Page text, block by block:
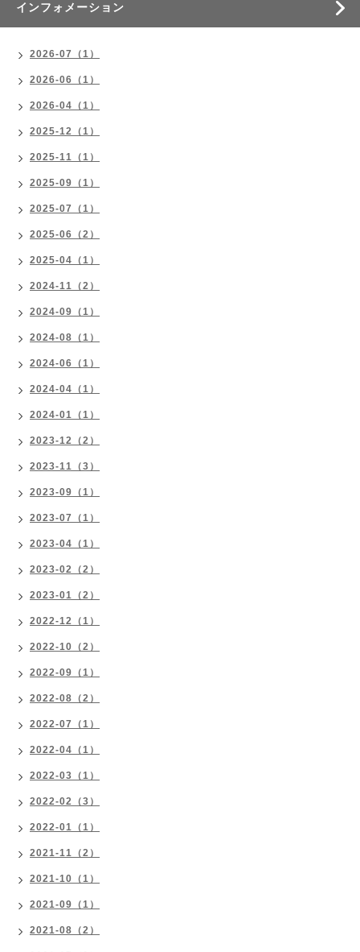
インフォメーション
2026-07（1）
2026-06（1）
2026-04（1）
2025-12（1）
2025-11（1）
2025-09（1）
2025-07（1）
2025-06（2）
2025-04（1）
2024-11（2）
2024-09（1）
2024-08（1）
2024-06（1）
2024-04（1）
2024-01（1）
2023-12（2）
2023-11（3）
2023-09（1）
2023-07（1）
2023-04（1）
2023-02（2）
2023-01（2）
2022-12（1）
2022-10（2）
2022-09（1）
2022-08（2）
2022-07（1）
2022-04（1）
2022-03（1）
2022-02（3）
2022-01（1）
2021-11（2）
2021-10（1）
2021-09（1）
2021-08（2）